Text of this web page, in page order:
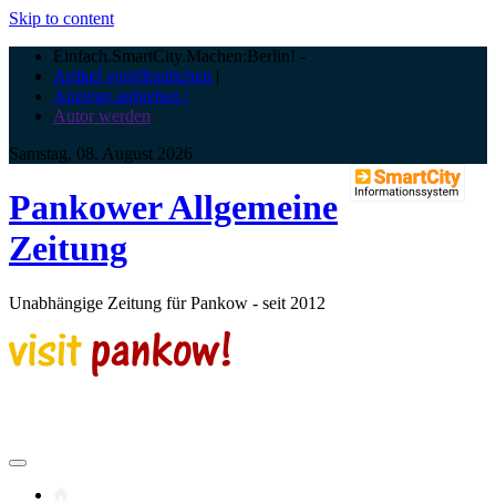
Skip to content
Einfach.SmartCity.Machen:Berlin! -
Artikel veröffentlichen |
Anzeige aufgeben |
Autor werden
Samstag, 08. August 2026
Pankower Allgemeine
Zeitung
Unabhängige Zeitung für Pankow - seit 2012